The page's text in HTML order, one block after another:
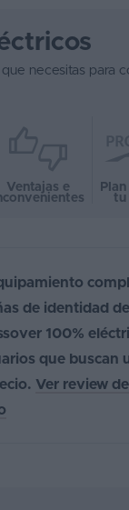
que necesitas para
Ventajas e
tu
de identidad
100%
que buscan
Ver review